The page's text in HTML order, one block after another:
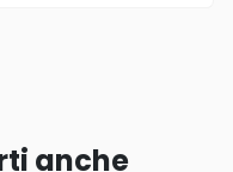
anche